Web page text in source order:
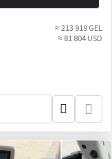
≈ 213 919 GEL
≈ 81 804 USD